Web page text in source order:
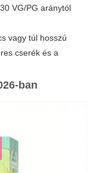
VG/PG aránytól
vagy túl hosszú
cserék és a
ban